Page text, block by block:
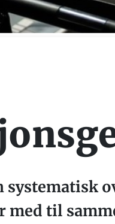
systematisk
til